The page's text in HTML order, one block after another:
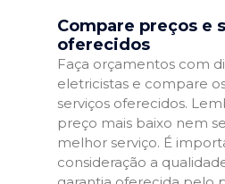
Compare preços e
oferecidos
Faça orçamentos com
eletricistas e compare
serviços oferecidos.
preço mais baixo nem
melhor serviço. É
consideração a